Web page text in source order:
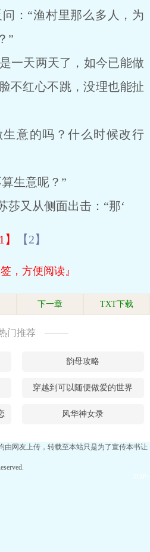
“渔村里那么多人，为
”
天两天了，如今已能做
不红心不跳，没理也能扯
的吗？什么时候改行
生意呢？”
又从侧面出击：“那‘
】 【2】
，方便阅读』
下一章 TXT下载
门推荐
韵母攻略
穿越到可以随便做爱的世界
风华神女录
由网友上传，转载至本站只是为了宣传本书让